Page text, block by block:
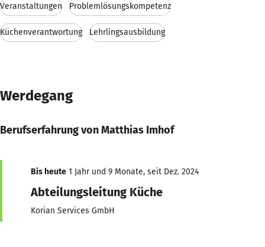
Veranstaltungen Problemlösungskompetenz
Küchenverantwortung Lehrlingsausbildung
Werdegang
Berufserfahrung von Matthias Imhof
Bis heute 1 Jahr und 9 Monate, seit Dez. 2024
Abteilungsleitung Küche
Korian Services GmbH